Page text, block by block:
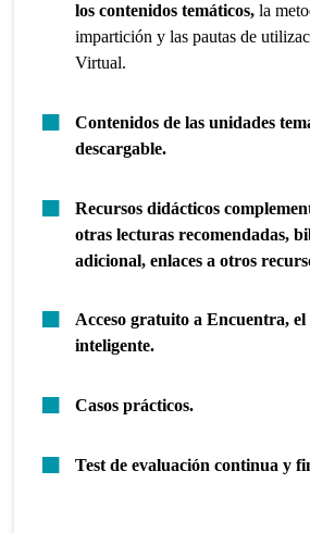
los contenidos temáticos, la
impartición y las pautas de
Virtual.
Contenidos de las unidades
descargable.
Recursos didácticos
otras lecturas recomendadas,
adicional, enlaces a otros
Acceso gratuito a Encuentra,
inteligente.
Casos prácticos.
Test de evaluación continua y